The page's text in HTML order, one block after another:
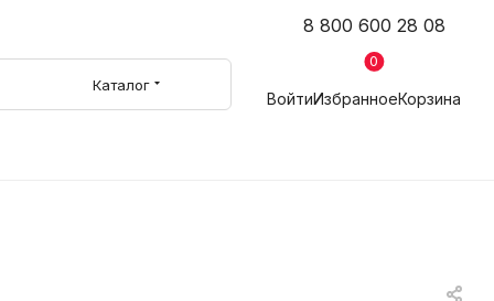
8 800 600 28 08
Каталог
ВойтиИзбранное
0
Корзина